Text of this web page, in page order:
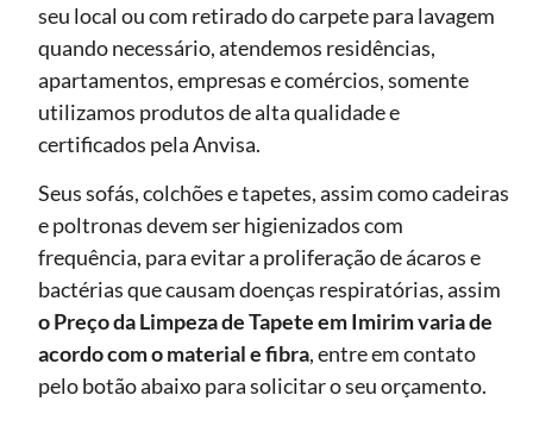
seu local ou com retirado do carpete para lavagem
quando necessário, atendemos residências,
apartamentos, empresas e comércios, somente
utilizamos produtos de alta qualidade e
certificados pela Anvisa.
Seus sofás, colchões e tapetes, assim como cadeiras
e poltronas devem ser higienizados com
frequência, para evitar a proliferação de ácaros e
bactérias que causam doenças respiratórias, assim
o Preço da Limpeza de Tapeteem Imirimvaria de
acordo com o material e fibra, entre em contato
pelo botão abaixo para solicitar o seu orçamento.